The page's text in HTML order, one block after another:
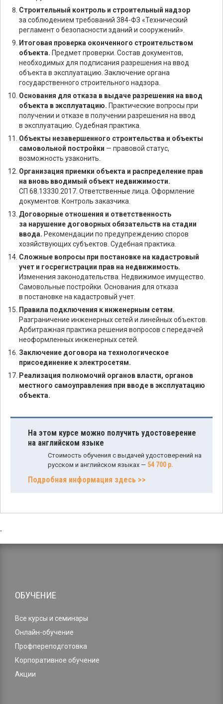
Строительный контроль и строительный надзор
за соблюдением требований 384-ФЗ «Технический
регламент о безопасности зданий и сооружений».
Итоговая проверка оконченного строительством
объекта. Предмет проверки. Состав документов,
необходимых для подписания разрешения на ввод
объекта в эксплуатацию. Заключение органа
государственного строительного надзора.
Основания для отказа в выдаче разрешения на ввод
объекта в эксплуатацию. Практические вопросы при
получении и отказе в получении разрешения на ввод
в эксплуатацию. Судебная практика.
Объекты незавершенного строительства и объекты
самовольной постройки — правовой статус,
возможность узаконить.
Организация приемки объекта и распределение прав
на вновь вводимый объект недвижимости.
СП 68.13330.2017. Ответственные лица. Оформление
документов. Контроль заказчика.
Договорные отношения и ответственность
за нарушение договорных обязательств на стадии
ввода. Рекомендации по предупреждению споров
хозяйствующих субъектов. Судебная практика.
Сложные вопросы при постановке на кадастровый
учет и госрегистрации прав на недвижимость.
Изменения законодательства. Недвижимое имущество.
Самовольные постройки. Основания для отказа
в постановке на кадастровый учет.
Правила подключения к инженерным сетям.
Разграничение инженерных сетей и линейных объектов.
Арбитражная практика решения вопросов с передачей
неоформленных инженерных сетей.
Заключение договора на технологическое
присоединение к электросетям.
Реализация полномочий органов власти, органов
местного самоуправления при вводе в эксплуатацию
объекта.
На этом курсе можно получить удостоверение
на английском языке
Стоимость обучения с выдачей удостоверений на
русском и английском языках — 54 700 р.
Подробная информация здесь >>
ОБУЧЕНИЕ
Все курсы и семинары
Онлайн-обучение
Профпереподготовка
Корпоративное обучение
Акции